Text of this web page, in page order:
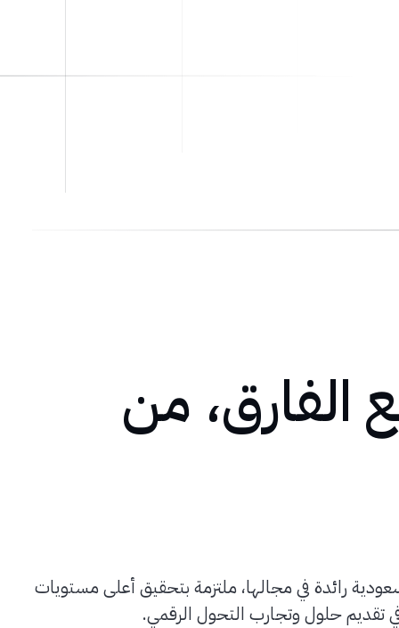
الفارق، من
رائدة في مجالها، ملتزمة بتحقيق أعلى مستويات
تقديم حلول وتجارب التحول الرقمي.